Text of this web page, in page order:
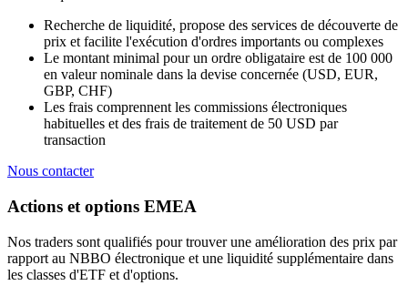
Recherche de liquidité, propose des services de découverte de
prix et facilite l'exécution d'ordres importants ou complexes
Le montant minimal pour un ordre obligataire est de 100 000
en valeur nominale dans la devise concernée (USD, EUR,
GBP, CHF)
Les frais comprennent les commissions électroniques
habituelles et des frais de traitement de 50 USD par
transaction
Nous contacter
Actions et options EMEA
Nos traders sont qualifiés pour trouver une amélioration des prix par
rapport au NBBO électronique et une liquidité supplémentaire dans
les classes d'ETF et d'options.